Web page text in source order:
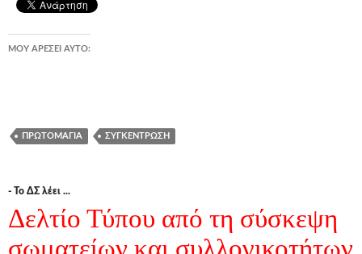
ΜΟΥ ΑΡΈΣΕΙ ΑΥΤΌ:
ΠΡΩΤΟΜΑΓΙΆ ΣΥΓΚΈΝΤΡΩΣΗ
- Το ΔΣ λέει ...
Δελτίο Τύπου από τη σύσκεψη